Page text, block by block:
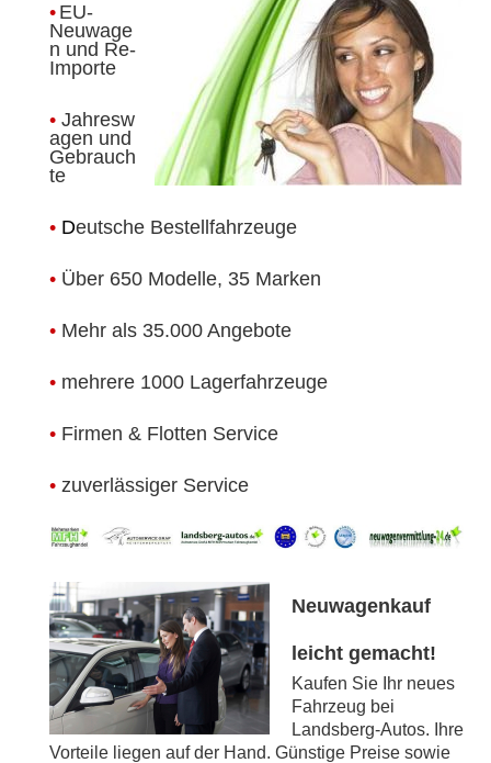
• EU-
Neuwage
n und Re-
Importe
• Jahresw
agen und
Gebrauch
te
• Deutsche Bestellfahrzeuge
• Über 650 Modelle, 35 Marken
• Mehr als 35.000 Angebote
• mehrere 1000 Lagerfahrzeuge
• Firmen & Flotten Service
• zuverlässiger Service
Neuwagenkauf
leicht gemacht!
Kaufen Sie Ihr neues
Fahrzeug bei
Landsberg-Autos. Ihre
Vorteile liegen auf der Hand. Günstige Preise sowie